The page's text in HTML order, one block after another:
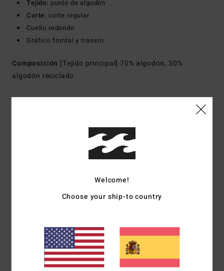
Tejido: punto de algodón
Corte: corte regular
Cuello redondo
Gráfico frontal y trasero
Composición [Tejido principal] 70% algodón, 30%
algodón reciclado
Reseñas de los clientes
Puntuación media
basado en1 reseñas verificadasdesde julio 2026
El 0% de nuestros clientes recomiendan este producto
Welcome!
Choose your ship-to country